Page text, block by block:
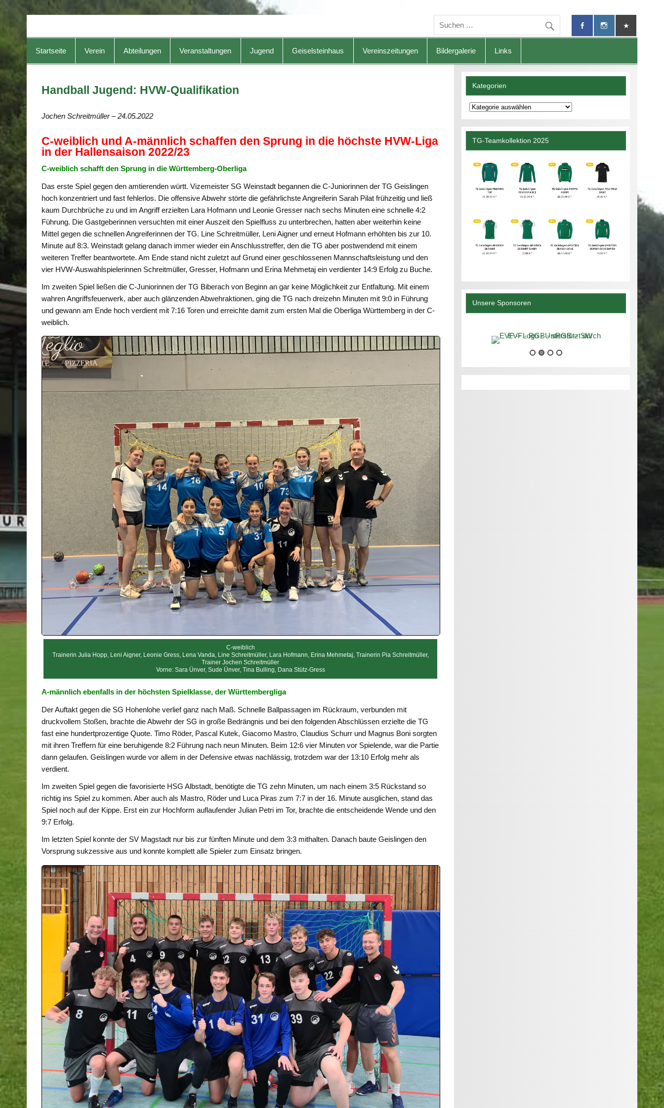
TG-Geislingen e. V.
Startseite Verein Abteilungen Veranstaltungen Jugend Geiselsteinhaus Vereinszeitungen Bildergalerie Links
Handball Jugend: HVW-Qualifikation
Jochen Schreitmüller – 24.05.2022
C-weiblich und A-männlich schaffen den Sprung in die höchste HVW-Liga
in der Hallensaison 2022/23
C-weiblich schafft den Sprung in die Württemberg-Oberliga
Das erste Spiel gegen den amtierenden württ. Vizemeister SG Weinstadt begannen die C-Juniorinnen der TG Geislingen
hoch konzentriert und fast fehlerlos. Die offensive Abwehr störte die gefährlichste Angreiferin Sarah Pilat frühzeitig und ließ
kaum Durchbrüche zu und im Angriff erzielten Lara Hofmann und Leonie Gresser nach sechs Minuten eine schnelle 4:2
Führung. Die Gastgeberinnen versuchten mit einer Auszeit den Spielfluss zu unterbrechen, hatten aber weiterhin keine
Mittel gegen die schnellen Angreiferinnen der TG. Line Schreitmüller, Leni Aigner und erneut Hofmann erhöhten bis zur 10.
Minute auf 8:3. Weinstadt gelang danach immer wieder ein Anschlusstreffer, den die TG aber postwendend mit einem
weiteren Treffer beantwortete. Am Ende stand nicht zuletzt auf Grund einer geschlossenen Mannschaftsleistung und den
vier HVW-Auswahlspielerinnen Schreitmüller, Gresser, Hofmann und Erina Mehmetaj ein verdienter 14:9 Erfolg zu Buche.
Im zweiten Spiel ließen die C-Juniorinnen der TG Biberach von Beginn an gar keine Möglichkeit zur Entfaltung. Mit einem
wahren Angriffsfeuerwerk, aber auch glänzenden Abwehraktionen, ging die TG nach dreizehn Minuten mit 9:0 in Führung
und gewann am Ende hoch verdient mit 7:16 Toren und erreichte damit zum ersten Mal die Oberliga Württemberg in der C-
weiblich.
C-weiblich
Trainerin Julia Hopp, Leni Aigner, Leonie Gress, Lena Vanda, Line Schreitmüller, Lara Hofmann, Erina Mehmetaj, Trainerin Pia Schreitmüller,
Trainer Jochen Schreitmüller
Vorne: Sara Ünver, Sude Ünver, Tina Bulling, Dana Stütz-Gress
A-männlich ebenfalls in der höchsten Spielklasse, der Württembergliga
Der Auftakt gegen die SG Hohenlohe verlief ganz nach Maß. Schnelle Ballpassagen im Rückraum, verbunden mit
druckvollem Stoßen, brachte die Abwehr der SG in große Bedrängnis und bei den folgenden Abschlüssen erzielte die TG
fast eine hundertprozentige Quote. Timo Röder, Pascal Kutek, Giacomo Mastro, Claudius Schurr und Magnus Boni sorgten
mit ihren Treffern für eine beruhigende 8:2 Führung nach neun Minuten. Beim 12:6 vier Minuten vor Spielende, war die Partie
dann gelaufen. Geislingen wurde vor allem in der Defensive etwas nachlässig, trotzdem war der 13:10 Erfolg mehr als
verdient.
Im zweiten Spiel gegen die favorisierte HSG Albstadt, benötigte die TG zehn Minuten, um nach einem 3:5 Rückstand so
richtig ins Spiel zu kommen. Aber auch als Mastro, Röder und Luca Piras zum 7:7 in der 16. Minute ausglichen, stand das
Spiel noch auf der Kippe. Erst ein zur Hochform auflaufender Julian Petri im Tor, brachte die entscheidende Wende und den
9:7 Erfolg.
Im letzten Spiel konnte der SV Magstadt nur bis zur fünften Minute und dem 3:3 mithalten. Danach baute Geislingen den
Vorsprung sukzessive aus und konnte komplett alle Spieler zum Einsatz bringen.
Kategorien
Kategorien
TG-Teamkollektion 2025
Unsere Sponsoren